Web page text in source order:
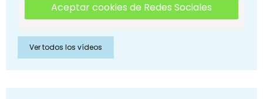
Aceptar cookies de Redes Sociales
Ver todos los vídeos